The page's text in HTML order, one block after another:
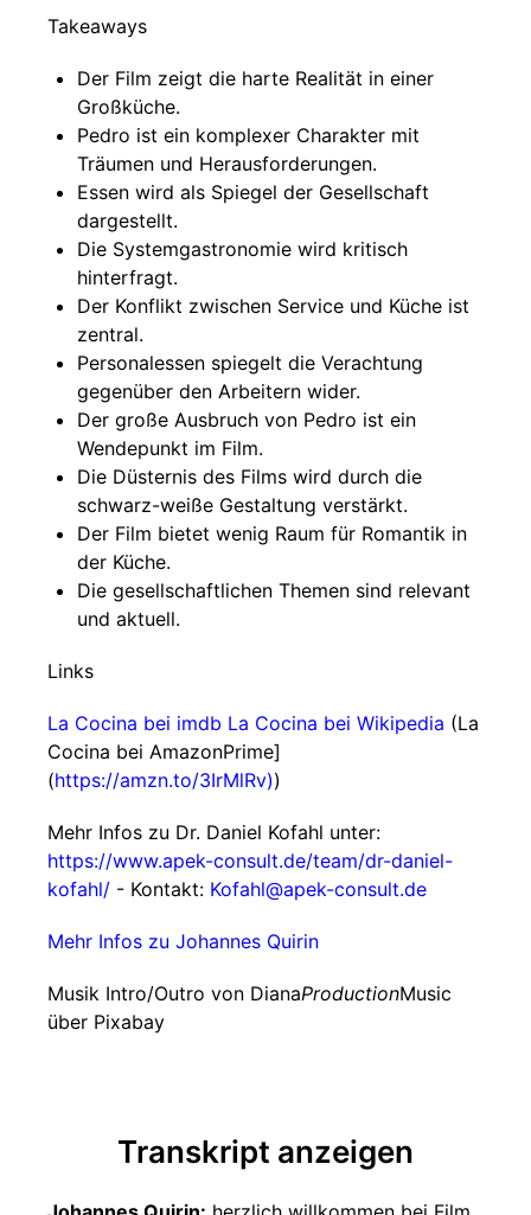
Takeaways
Der Film zeigt die harte Realität in einer
Großküche.
Pedro ist ein komplexer Charakter mit
Träumen und Herausforderungen.
Essen wird als Spiegel der Gesellschaft
dargestellt.
Die Systemgastronomie wird kritisch
hinterfragt.
Der Konflikt zwischen Service und Küche ist
zentral.
Personalessen spiegelt die Verachtung
gegenüber den Arbeitern wider.
Der große Ausbruch von Pedro ist ein
Wendepunkt im Film.
Die Düsternis des Films wird durch die
schwarz-weiße Gestaltung verstärkt.
Der Film bietet wenig Raum für Romantik in
der Küche.
Die gesellschaftlichen Themen sind relevant
und aktuell.
Links
La Cocina bei imdb La Cocina bei Wikipedia (La
Cocina bei AmazonPrime]
(https://amzn.to/3IrMlRv))
Mehr Infos zu Dr. Daniel Kofahl unter:
https://www.apek-consult.de/team/dr-daniel-
kofahl/ - Kontakt: Kofahl@apek-consult.de
Mehr Infos zu Johannes Quirin
Musik Intro/Outro von DianaProductionMusic
über Pixabay
Transkript anzeigen